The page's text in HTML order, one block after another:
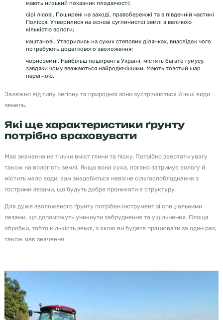
мають низький показник плодючості;
сірі лісові. Поширені на заході, правобережжі та в південній частині
Полісся. Утворилися на основі суглинистої землі з великою
кількістю вологи;
каштанові. Утворились на сухих степових ділянках, внаслідок чого
потребують додаткового зволоження;
чорноземні. Найбільш поширені в Україні, містять багато гумусу,
завдяки чому вважаються найродючішими. Мають товстий шар
перегною.
Залежно від типу регіону та природної зони зустрічаються й інші види
земель.
Які ще характеристики ґрунту
потрібно враховувати
Має значення не тільки вміст глини та піску. Потрібно звертати увагу
також на вологість землі. Якщо вона суха, погано затримує вологу й
містить мало води, вам знадобиться навісне сільгоспобладнання з
гострими лезами, що будуть добре проникати в структуру.
Для дуже зволоженого ґрунту потрібен інструмент зі спеціальними
лезами, що допоможуть уникнути забруднення та ущільнення. Площа
обробки, тобто кількість землі, з якою ви будете працювати за один раз,
також має значення.